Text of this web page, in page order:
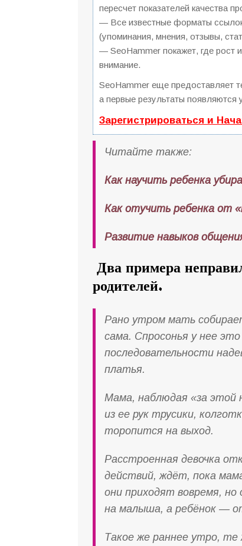
пересчет показателей качества
— Все известные форматы
(упоминания, мнения, отзывы,
— SeoHammer покажет, где рост
внимание.
SeoHammer еще предоставляет
а первые результаты появляются
Зарегистрироваться и
Читайте также:
Как научить ребенка
Как отучить ребенка от
Развитие навыков
Два примера
родителей.
Рано утром мать
сама. Спросонья у нее
последовательности
платья.
Мама, наблюдая «за
из ее рук трусики,
торопится на выход.
Расстроенная девочка
действий, ждёт, пока
они приходят вовремя,
на малыша, а ребёнок —
Такое же раннее утро, те